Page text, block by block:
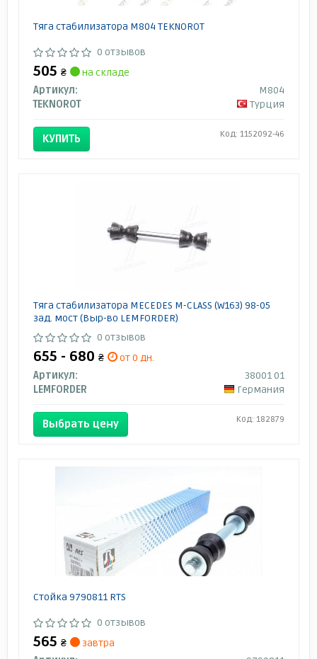
Тяга стабилизатора M804 TEKNOROT
0 отзывов
505 ₴
на складе
Артикул:
M804
TEKNOROT
Турция
КУПИТЬ Код: 1152092-46
Тяга стабилизатора MECEDES M-CLASS (W163) 98-05
зад. мост (Выр-во LEMFORDER)
0 отзывов
655 - 680 ₴
от 0 дн.
Артикул:
38001 01
LEMFORDER
Германия
Выбрать цену Код: 182879
Стойка 9790811 RTS
0 отзывов
565 ₴
завтра